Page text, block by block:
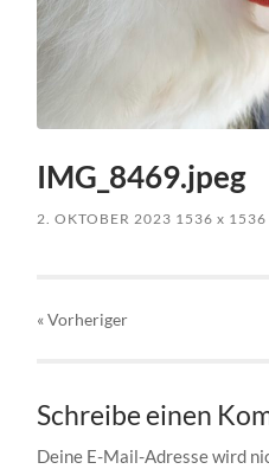
IMG_8469.jpeg
2. OKTOBER 2023 1536x 1536
« Vorheriger
Schreibe einen
Deine E-Mail-Adresse wird